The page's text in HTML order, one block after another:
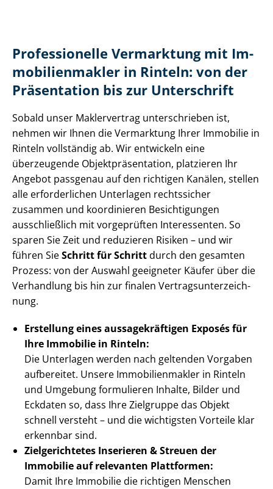
Professionelle Vermarktung mit Im­
mo­bi­li­en­mak­ler in Rinteln: von der
Präsentation bis zur Unterschrift
Sobald unser Maklervertrag unterschrieben ist,
nehmen wir Ihnen die Vermarktung Ihrer Immobilie in
Rinteln vollständig ab. Wir entwickeln eine
überzeugende Ob­jekt­prä­sen­ta­ti­on, platzieren Ihr
Angebot passgenau auf den richtigen Kanälen, stellen
alle erforderlichen Unterlagen rechtssicher
zusammen und koordinieren Besichtigungen
ausschließlich mit vorgeprüften Interessenten. So
sparen Sie Zeit und reduzieren Risiken – und wir
führen SieSchritt für Schrittdurch den gesamten
Prozess: von der Auswahl geeigneter Käufer über die
Verhandlung bis hin zur finalen Ver­trags­un­ter­zeich­
nung.
Erstellung eines aus­sa­ge­kräf­ti­gen Exposés für
Ihre Immobilie in Rinteln:
Die Unterlagen werden nach geltenden Vorgaben
aufbereitet. Unsere Im­mo­bi­li­en­mak­ler in Rinteln
und Umgebung formulieren Inhalte, Bilder und
Eckdaten so, dass Ihre Zielgruppe das Objekt
schnell versteht – und die wichtigsten Vorteile klar
erkennbar sind.
Zielgerichtetes Inserieren & Streuen der
Immobilie auf relevanten Plattformen:
Damit Ihre Immobilie die richtigen Menschen